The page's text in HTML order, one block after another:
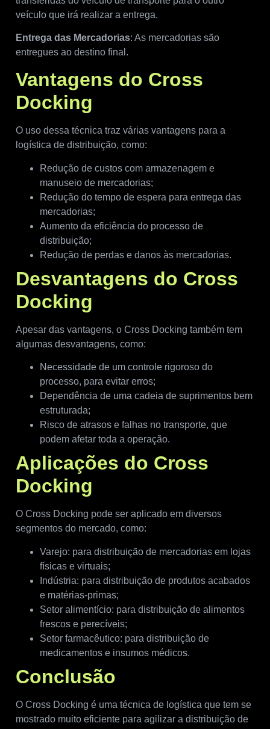
veículo que irá realizar a entrega.
Entrega das Mercadorias: As mercadorias são
entregues ao destino final.
Vantagens do Cross
Docking
O uso dessa técnica traz várias vantagens para a
logística de distribuição, como:
Redução de custos com armazenagem e
manuseio de mercadorias;
Redução do tempo de espera para entrega das
mercadorias;
Aumento da eficiência do processo de
distribuição;
Redução de perdas e danos às mercadorias.
Desvantagens do Cross
Docking
Apesar das vantagens, o Cross Docking também tem
algumas desvantagens, como:
Necessidade de um controle rigoroso do
processo, para evitar erros;
Dependência de uma cadeia de suprimentos bem
estruturada;
Risco de atrasos e falhas no transporte, que
podem afetar toda a operação.
Aplicações do Cross
Docking
O Cross Docking pode ser aplicado em diversos
segmentos do mercado, como:
Varejo: para distribuição de mercadorias em lojas
físicas e virtuais;
Indústria: para distribuição de produtos acabados
e matérias-primas;
Setor alimentício: para distribuição de alimentos
frescos e perecíveis;
Setor farmacêutico: para distribuição de
medicamentos e insumos médicos.
Conclusão
O Cross Docking é uma técnica de logística que tem se
mostrado muito eficiente para agilizar a distribuição de